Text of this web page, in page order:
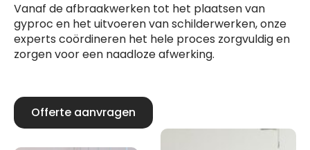
Vanaf de afbraakwerken tot het plaatsen van
gyproc en het uitvoeren van schilderwerken, onze
experts coördineren het hele proces zorgvuldig en
zorgen voor een naadloze afwerking.
Offerte aanvragen